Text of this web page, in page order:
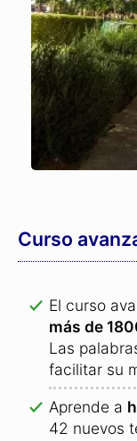
Curso
El curso
más de